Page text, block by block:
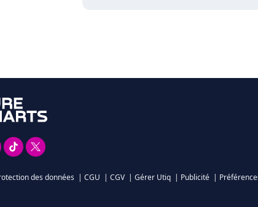
des données | CGU | CGV | Gérer Utiq | Publicité |